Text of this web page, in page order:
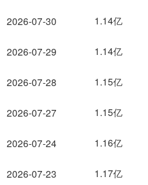
2026-07-30
2026-07-29
2026-07-28
2026-07-27
2026-07-24
2026-07-23
1.14亿
1.14亿
1.15亿
1.15亿
1.16亿
1.17亿